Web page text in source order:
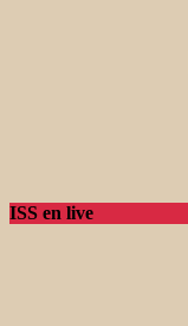
ISS en live